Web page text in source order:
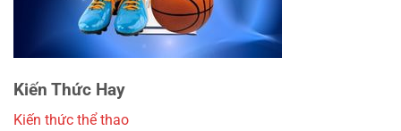
Kiến Thức Hay
Kiến thức thể thao